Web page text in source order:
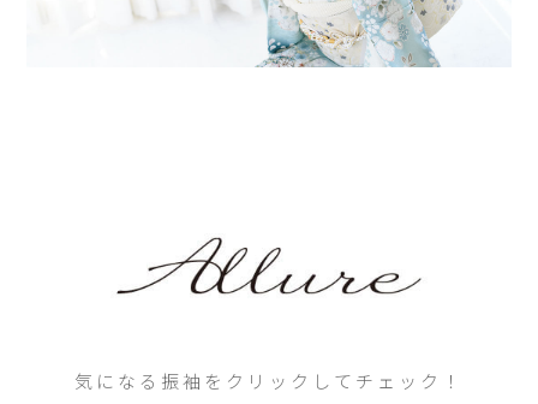
気になる振袖をクリックしてチェック！